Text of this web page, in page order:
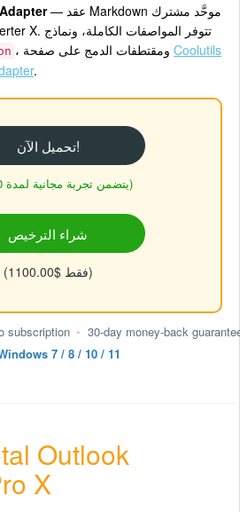
— عقد Markdown موحَّد مشترك
بين كل منتج Total Converter X. تتوفر المواصفات الكاملة، ونماذج
، ومقتطفات الدمج على صفحةCoolutils
.
تحميل الآن!
(يتضمن تجربة مجانية لمدة 30 يومًا)
شراء الترخيص
(فقط $1100.00)
subscription • 30-day money-back
7 / 8 / 10 / 11
X